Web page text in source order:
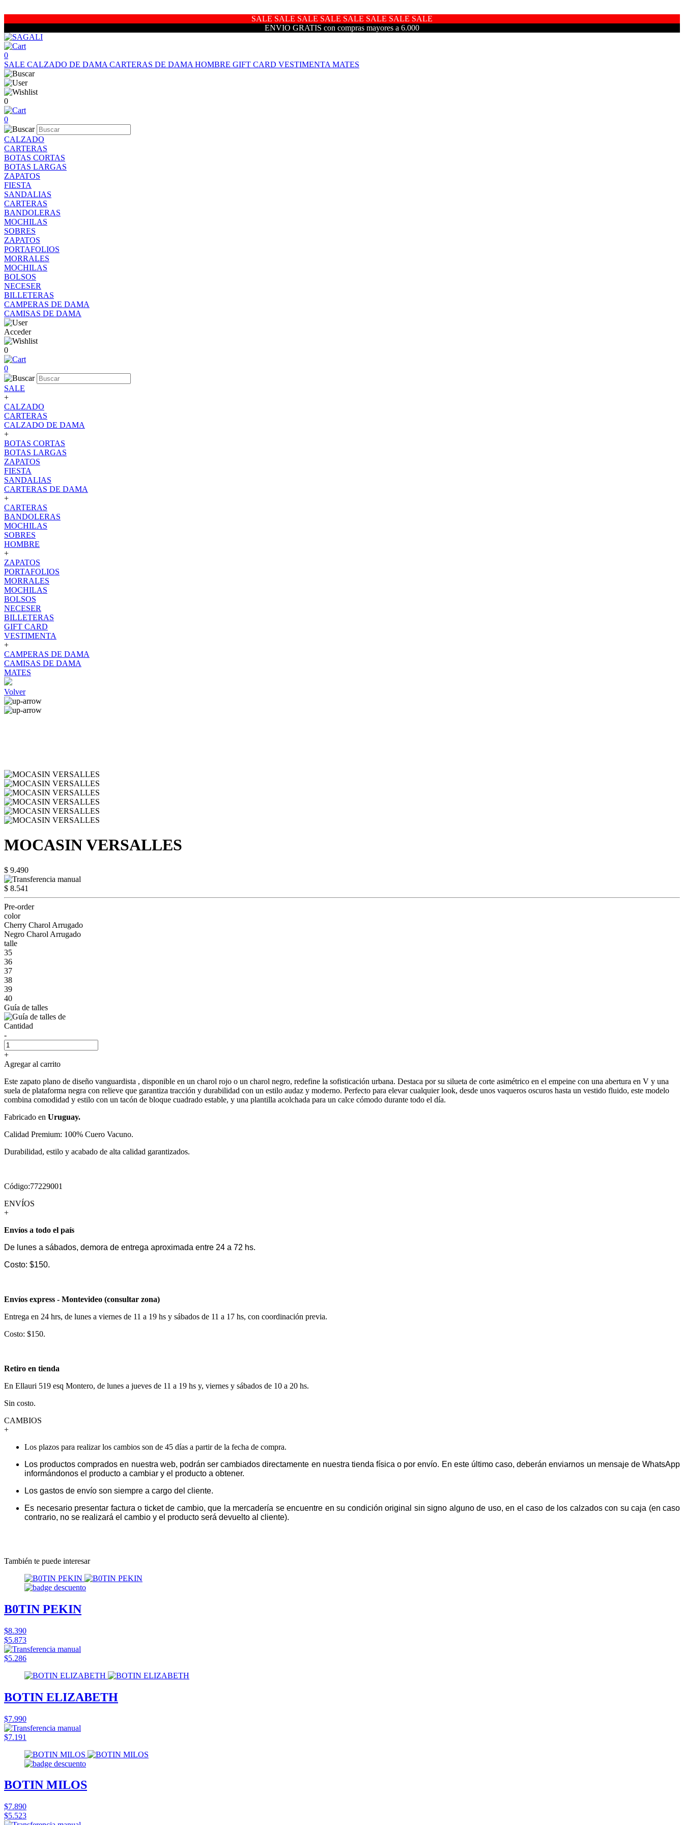
SALE SALE SALE SALE SALE SALE SALE SALE
ENVIO GRATIS con compras mayores a 6.000
0
SALE CALZADO DE DAMA CARTERAS DE DAMA HOMBRE GIFT CARD VESTIMENTA MATES
0
0
CALZADO
CARTERAS
BOTAS CORTAS
BOTAS LARGAS
ZAPATOS
FIESTA
SANDALIAS
CARTERAS
BANDOLERAS
MOCHILAS
SOBRES
ZAPATOS
PORTAFOLIOS
MORRALES
MOCHILAS
BOLSOS
NECESER
BILLETERAS
CAMPERAS DE DAMA
CAMISAS DE DAMA
Acceder
0
0
SALE
+
CALZADO
CARTERAS
CALZADO DE DAMA
+
BOTAS CORTAS
BOTAS LARGAS
ZAPATOS
FIESTA
SANDALIAS
CARTERAS DE DAMA
+
CARTERAS
BANDOLERAS
MOCHILAS
SOBRES
HOMBRE
+
ZAPATOS
PORTAFOLIOS
MORRALES
MOCHILAS
BOLSOS
NECESER
BILLETERAS
GIFT CARD
VESTIMENTA
+
CAMPERAS DE DAMA
CAMISAS DE DAMA
MATES
Volver
MOCASIN VERSALLES
$ 9.490
$ 8.541
Pre-order
color
Cherry Charol Arrugado
Negro Charol Arrugado
talle
35
36
37
38
39
40
Guía de talles
Cantidad
-
+
Agregar al carrito
Este zapato plano de diseño vanguardista , disponible en un charol rojo o un charol negro, redefine la sofisticación urbana. Destaca por su silueta de corte asimétrico en el empeine con una abertura en V y una
suela de plataforma negra con relieve que garantiza tracción y durabilidad con un estilo audaz y moderno. Perfecto para elevar cualquier look, desde unos vaqueros oscuros hasta un vestido fluido, este modelo
combina comodidad y estilo con un tacón de bloque cuadrado estable, y una plantilla acolchada para un calce cómodo durante todo el día.
Fabricado en Uruguay.
Calidad Premium: 100% Cuero Vacuno.
Durabilidad, estilo y acabado de alta calidad garantizados.
Código:77229001
ENVÍOS
+
Envíos a todo el país
De lunes a sábados, demora de entrega aproximada entre 24 a 72 hs.
Costo: $150.
Envíos express - Montevideo (consultar zona)
Entrega en 24 hrs, de lunes a viernes de 11 a 19 hs y sábados de 11 a 17 hs, con coordinación previa.
Costo: $150.
Retiro en tienda
En Ellauri 519 esq Montero, de lunes a jueves de 11 a 19 hs y, viernes y sábados de 10 a 20 hs.
Sin costo.
CAMBIOS
+
Los plazos para realizar los cambios son de 45 días a partir de la fecha de compra.
Los productos comprados en nuestra web, podrán ser cambiados directamente en nuestra tienda física o por envío. En este último caso, deberán enviarnos un mensaje de WhatsApp
informándonos el producto a cambiar y el producto a obtener.
Los gastos de envío son siempre a cargo del cliente.
Es necesario presentar factura o ticket de cambio, que la mercadería se encuentre en su condición original sin signo alguno de uso, en el caso de los calzados con su caja (en caso
contrario, no se realizará el cambio y el producto será devuelto al cliente).
También te puede interesar
B0TIN PEKIN
$8.390
$5.873
$5.286
BOTIN ELIZABETH
$7.990
$7.191
BOTIN MILOS
$7.890
$5.523